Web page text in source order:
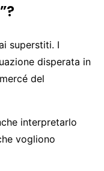
superstiti. I
disperata in
del
interpretarlo
vogliono